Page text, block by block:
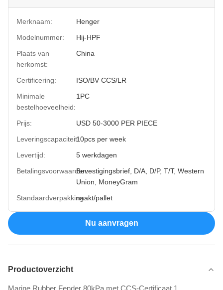
Merknaam:
Henger
Modelnummer:
Hij-HPF
Plaats van
herkomst:
China
Certificering:
ISO/BV CCS/LR
Minimale
bestelhoeveelheid:
1PC
Prijs:
USD 50-3000 PER PIECE
Leveringscapaciteit:10pcs per week
Levertijd:
5 werkdagen
Betalingsvoorwaarden:Bevestigingsbrief, D/A, D/P, T/T, Western
Union, MoneyGram
Standaardverpakking:naakt/pallet
Nu aanvragen
Productoverzicht
Marine Rubber Fender 80kPa met CCS-Certificaat 1.